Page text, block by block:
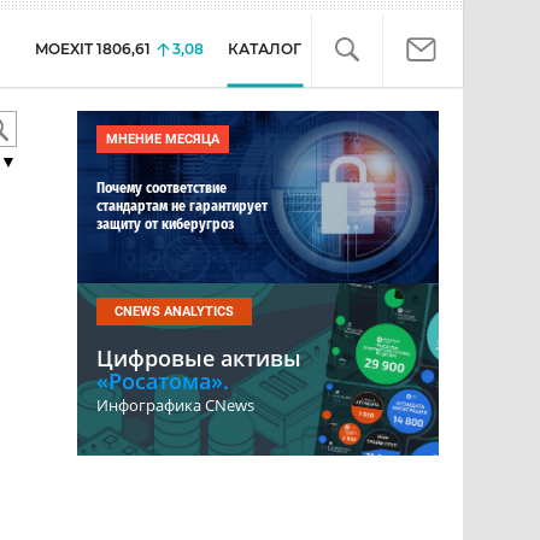
MOEXIT 1806,61 3,08 КАТАЛОГ
МНЕНИЕ МЕСЯЦА
Почему соответствие
стандартам не гарантирует
защиту от киберугроз
CNEWS ANALYTICS
Цифровые активы
«Росатома».
Инфографика CNews